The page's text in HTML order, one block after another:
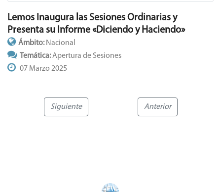
Lemos Inaugura las Sesiones Ordinarias y
Presenta su Informe «Diciendo y Haciendo»
Ámbito: Nacional
Temática:Apertura de Sesiones
07 Marzo 2025
Siguiente Anterior